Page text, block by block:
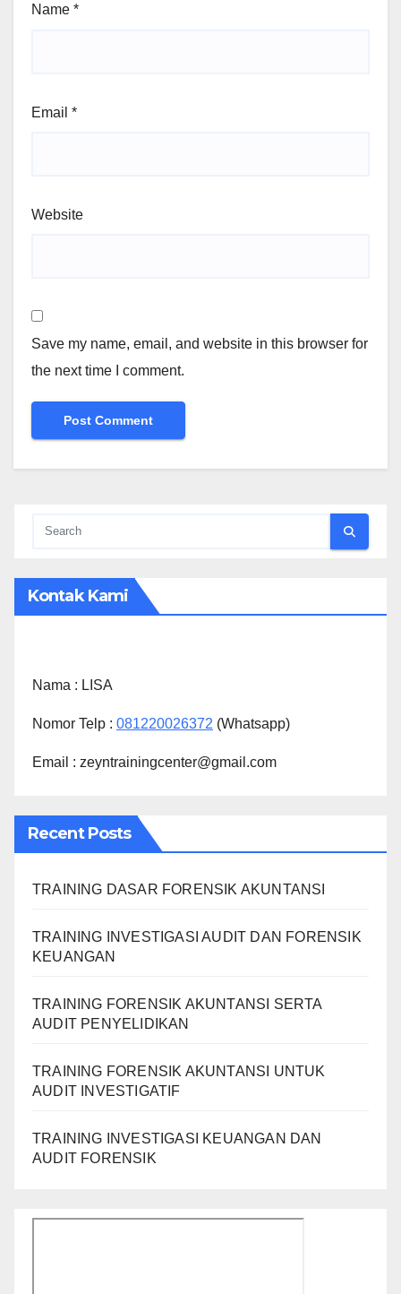
Name *
Email *
Website
Save my name, email, and website in this browser for
the next time I comment.
Kontak Kami
Nama : LISA
Nomor Telp : 081220026372 (Whatsapp)
Email : zeyntrainingcenter@gmail.com
Recent Posts
TRAINING DASAR FORENSIK AKUNTANSI
TRAINING INVESTIGASI AUDIT DAN FORENSIK
KEUANGAN
TRAINING FORENSIK AKUNTANSI SERTA
AUDIT PENYELIDIKAN
TRAINING FORENSIK AKUNTANSI UNTUK
AUDIT INVESTIGATIF
TRAINING INVESTIGASI KEUANGAN DAN
AUDIT FORENSIK